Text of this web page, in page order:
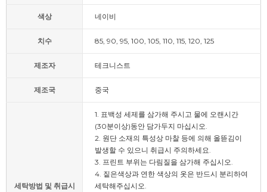
색상 네이비
치수 85, 90, 95, 100, 105, 110, 115, 120, 125
제조자 테크니스트
제조국 중국
세탁방법 및 취급시
1. 표백성 세제를 삼가해 주시고 물에 오랜시간
(30분이상)동안 담가두지 마십시오.
2. 원단 소재의 특성상 마찰 등에 의해 올뜯김이
발생할 수 있으니 취급시 주의하세요.
3. 프린트 부위는 다림질을 삼가해 주십시오.
4. 짙은색상과 연한 색상의 옷은 반드시 분리하여
세탁해주십시오.